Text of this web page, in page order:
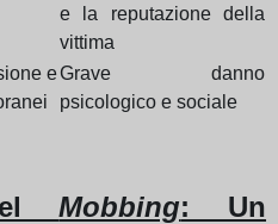
e la reputazione della
vittima
eGrave danno
psicologico e sociale
delMobbing: Un